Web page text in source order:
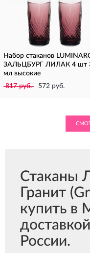
Набор стаканов
ЗАЛЬЦБУРГ ЛИЛАК 4 шт
мл высокие
817 руб.
572 руб.
Гранит
купить в
России.